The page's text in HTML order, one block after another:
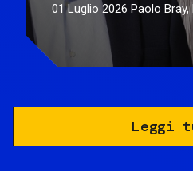
01 Luglio 2026 Paolo
Leggi